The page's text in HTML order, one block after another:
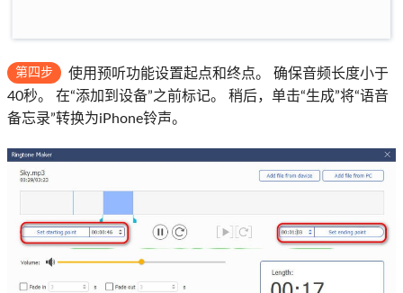
第四步
使用预听功能设置起点和终点。 确保音频长度小于
40秒。 在“添加到设备”之前标记。 稍后，单击“生成”将“语音
备忘录”转换为iPhone铃声。